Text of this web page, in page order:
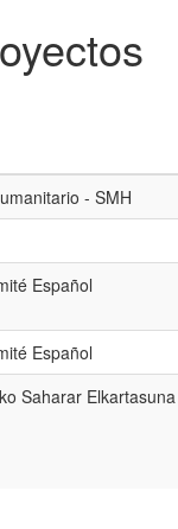
- SMH
Español
Español
Saharar Elkartasuna